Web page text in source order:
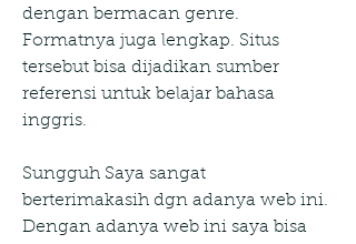
dengan bermacan genre.
Formatnya juga lengkap. Situs
tersebut bisa dijadikan sumber
referensi untuk belajar bahasa
inggris.
Sungguh Saya sangat
berterimakasih dgn adanya web ini.
Dengan adanya web ini saya bisa